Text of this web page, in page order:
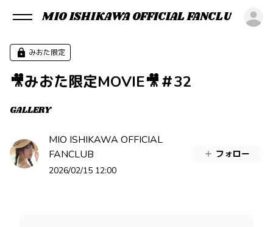
MIO ISHIKAWA OFFICIAL FANCLUB
みおた限定
🎥みおた限定MOVIE🎥＃32
GALLERY
MIO ISHIKAWA OFFICIAL
FANCLUB
2026/02/15 12:00
フォロー